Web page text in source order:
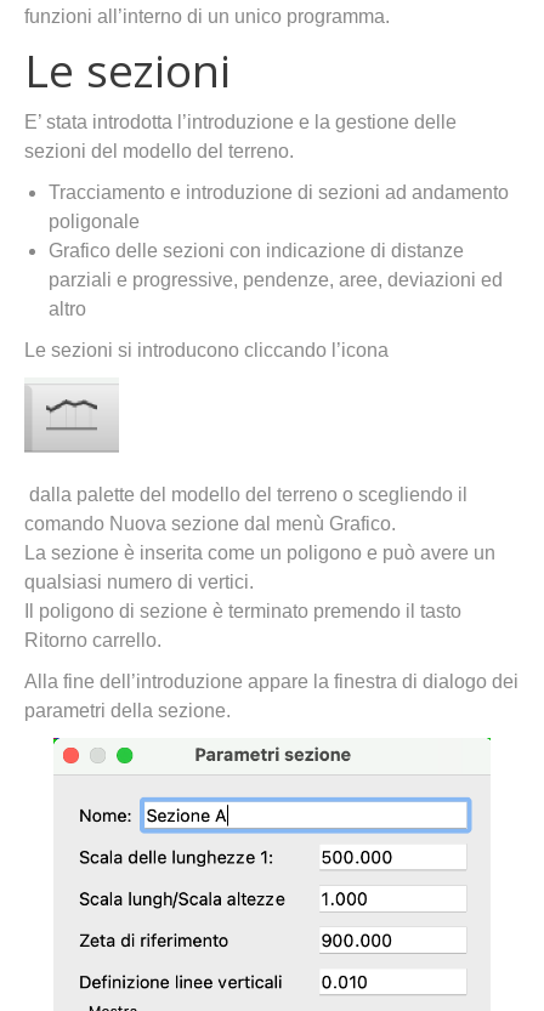
funzioni all’interno di un unico programma.
Le sezioni
E’ stata introdotta l’introduzione e la gestione delle
sezioni del modello del terreno.
Tracciamento e introduzione di sezioni ad andamento
poligonale
Grafico delle sezioni con indicazione di distanze
parziali e progressive, pendenze, aree, deviazioni ed
altro
Le sezioni si introducono cliccando l’icona
dalla palette del modello del terreno o scegliendo il
comando Nuova sezione dal menù Grafico.
La sezione è inserita come un poligono e può avere un
qualsiasi numero di vertici.
Il poligono di sezione è terminato premendo il tasto
Ritorno carrello.
Alla fine dell’introduzione appare la finestra di dialogo dei
parametri della sezione.